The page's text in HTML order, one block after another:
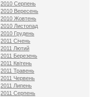
2010 Серпень
2010 Вересень
2010 Жовтень
2010 Листопад
2010 Грудень
2011 Січень
2011 Лютий
2011 Березень
2011 Квітень
2011 Травень
2011 Червень
2011 Липень
2011 Серпень